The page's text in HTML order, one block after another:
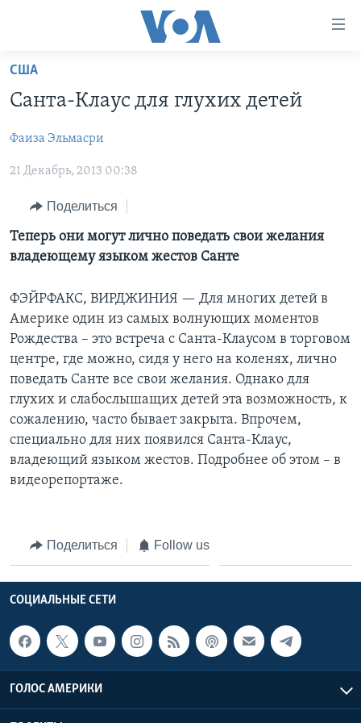
Перейти
основной
Перейти
навигации
поиск
АМЕРИКА
НОВОСТИ ЗА МИНУТУ
ИТОГИ
ПОЧЕМУ ЭТО ВАЖНО?
ДИСКУССИЯ VOA
ДЕТАЛИ
НЬЮ-ЙОРК NEW YORK
АМЕРИКА. БОЛЬШОЕ ПУТЕШЕСТВИЕ
ПРОЕКТЫ
УЧИМ АНГЛИЙСКИЙ
НАША АМЕРИКАНСКАЯ ИСТОРИЯ
А КАК В АМЕРИКЕ?
АРТЕФАКТЫ
АМЕРИКАНСКИЕ ГОРОДКИ
ТЕСТЫ
ЭКСПЕРТИЗА
ИНТЕРВЬЮ
ФАКТЫ ПРОТИВ ФЕЙКОВ
ЗА СВОБОДУ ПРЕССЫ
УЧИМ АНГЛИЙСКИЙ
ВИДЕО
ПОДПИСКА НА НОВОСТИ
Learning English
США
Санта-Клаус для глухих детей
Фаиза Эльмасри
21 Декабрь, 2013 00:38
Поделиться
Теперь они могут лично поведать свои желания
владеющему языком жестов Санте
ФЭЙРФАКС, ВИРДЖИНИЯ — Для многих детей в
Америке один из самых волнующих моментов
Рождества – это встреча с Санта-Клаусом в торговом
центре, где можно, сидя у него на коленях, лично
поведать Санте все свои желания. Однако для
глухих и слабослышащих детей эта возможность, к
сожалению, часто бывает закрыта. Впрочем,
специально для них появился Санта-Клаус,
владеющий языком жестов. Подробнее об этом – в
видеорепортаже.
Поделиться Follow us
СОЦИАЛЬНЫЕ СЕТИ
ГОЛОС АМЕРИКИ